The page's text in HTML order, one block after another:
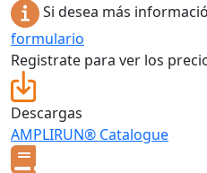
Si desea más
formulario
Registrate para ver los
Descargas
AMPLIRUN® Catalogue